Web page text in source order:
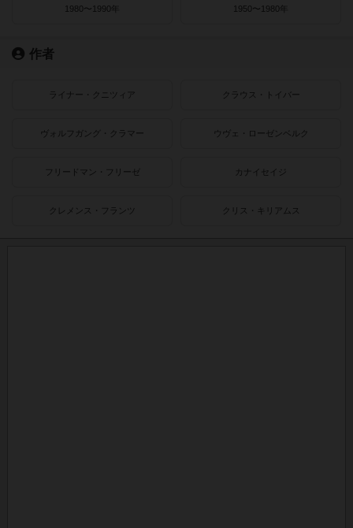
1980〜1990年 1950〜1980年
作者
ライナー・クニツィア クラウス・トイバー
ヴォルフガング・クラマー ウヴェ・ローゼンベルク
フリードマン・フリーゼ カナイセイジ
クレメンス・フランツ クリス・キリアムス